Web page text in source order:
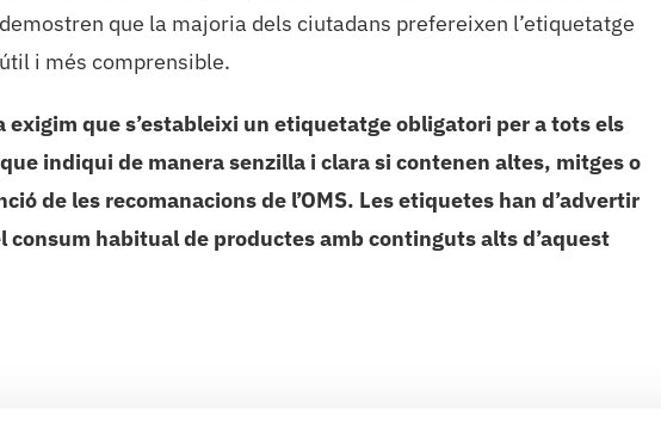
que la majoria dels ciutadans prefereixen l’etiquetatge
i més comprensible.
exigim que s’estableixi un etiquetatge obligatori per a tots els
indiqui de manera senzilla i clara si contenen altes, mitges o
de les recomanacions de l’OMS. Les etiquetes han d’advertir
habitual de productes amb continguts alts d’aquest